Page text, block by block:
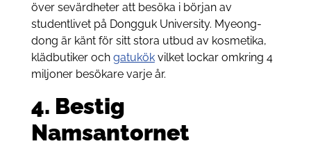
över sevärdheter att besöka i början av
studentlivet på Dongguk University. Myeong-
dong är känt för sitt stora utbud av kosmetika,
klädbutiker och gatukökvilket lockar omkring 4
miljoner besökare varje år.
4. Bestig
Namsantornet